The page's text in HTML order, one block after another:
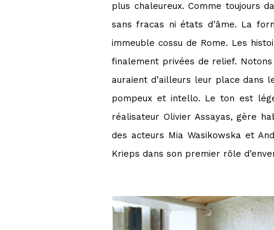
plus chaleureux. Comme toujours
sans fracas ni états d’âme. La
immeuble cossu de Rome. Les
finalement privées de relief.
auraient d’ailleurs leur place dans
pompeux et intello. Le ton est
réalisateur Olivier Assayas, gère
des acteurs Mia Wasikowska et
Krieps dans son premier rôle